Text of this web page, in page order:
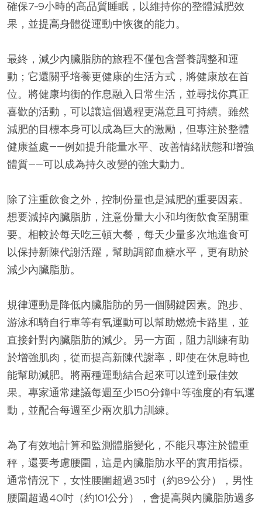
確保7-9小時的高品質睡眠，以維持你的整體減肥效
果，並提高身體從運動中恢復的能力。
最終，減少內臟脂肪的旅程不僅包含營養調整和運
動；它還關乎培養更健康的生活方式，將健康放在首
位。將健康均衡的作息融入日常生活，並尋找你真正
喜歡的活動，可以讓這個過程更滿意且可持續。雖然
減肥的目標本身可以成為巨大的激勵，但專注於整體
健康益處——例如提升能量水平、改善情緒狀態和增強
體質——可以成為持久改變的強大動力。
除了注重飲食之外，控制份量也是減肥的重要因素。
想要減掉內臟脂肪，注意份量大小和均衡飲食至關重
要。相較於每天吃三頓大餐，每天少量多次地進食可
以保持新陳代謝活躍，幫助調節血糖水平，更有助於
減少內臟脂肪。
規律運動是降低內臟脂肪的另一個關鍵因素。跑步、
游泳和騎自行車等有氧運動可以幫助燃燒卡路里，並
直接針對內臟脂肪的減少。另一方面，阻力訓練有助
於增強肌肉，從而提高新陳代謝率，即使在休息時也
能幫助減肥。將兩種運動結合起來可以達到最佳效
果。專家通常建議每週至少150分鐘中等強度的有氧運
動，並配合每週至少兩次肌力訓練。
為了有效地計算和監測體脂變化，不能只專注於體重
秤，還要考慮腰圍，這是內臟脂肪水平的實用指標。
通常情況下，女性腰圍超過35吋（約89公分），男性
腰圍超過40吋（約101公分），會提高與內臟脂肪過多